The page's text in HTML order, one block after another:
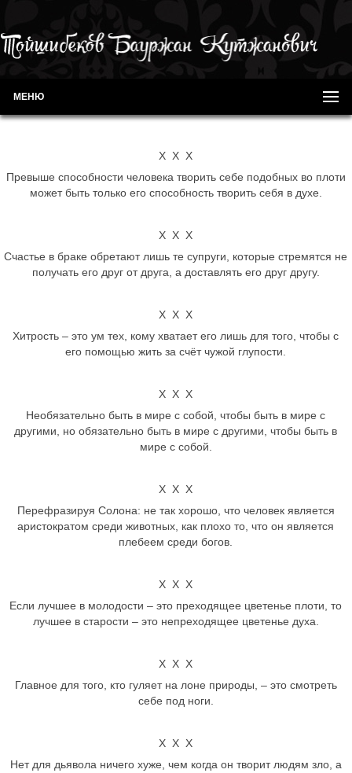
МЕНЮ
Х Х Х
Превыше способности человека творить себе подобных во плоти
может быть только его способность творить себя в духе.
Х Х Х
Счастье в браке обретают лишь те супруги, которые стремятся не
получать его друг от друга, а доставлять его друг другу.
Х Х Х
Хитрость – это ум тех, кому хватает его лишь для того, чтобы с
его помощью жить за счёт чужой глупости.
Х Х Х
Необязательно быть в мире с собой, чтобы быть в мире с
другими, но обязательно быть в мире с другими, чтобы быть в
мире с собой.
Х Х Х
Перефразируя Солона: не так хорошо, что человек является
аристократом среди животных, как плохо то, что он является
плебеем среди богов.
Х Х Х
Если лучшее в молодости – это преходящее цветенье плоти, то
лучшее в старости – это непреходящее цветенье духа.
Х Х Х
Главное для того, кто гуляет на лоне природы, – это смотреть
себе под ноги.
Х Х Х
Нет для дьявола ничего хуже, чем когда он творит людям зло, а